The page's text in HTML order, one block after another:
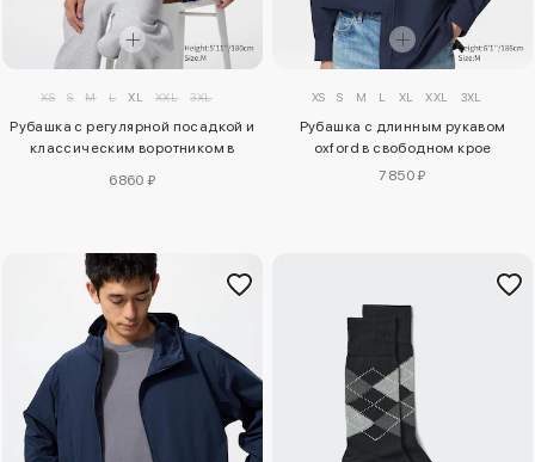
XS S M L XL XXL 3XL
Рубашка с регулярной посадкой и
классическим воротником в
6860 ₽
XS S M L XL XXL 3XL
Рубашка с длинным рукавом
oxford в свободном крое
7850 ₽